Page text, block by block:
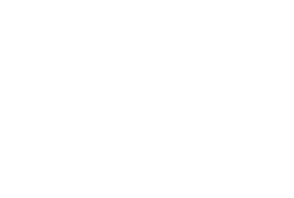
palveluissa
seuraa sykliä: ongelmat
Palvelupyynnöille
IT-toimintoja
ongelman, muutoksen